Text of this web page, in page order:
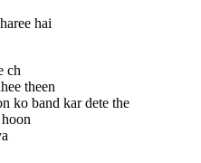
hai
ch
theen
ko band kar dete the